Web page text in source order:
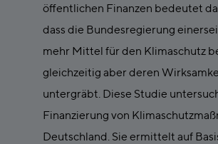
öffentlichen Finanzen bedeutet
dass die Bundesregierung
mehr Mittel für den Klimaschutz
gleichzeitig aber deren
untergräbt. Diese Studie
Finanzierung von
Deutschland. Sie ermittelt auf